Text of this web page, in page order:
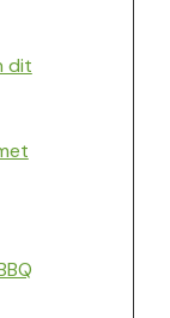
dit